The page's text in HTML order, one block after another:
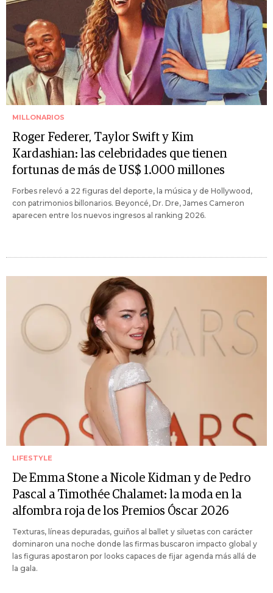
MILLONARIOS
Roger Federer, Taylor Swift y Kim
Kardashian: las celebridades que tienen
fortunas de más de US$ 1.000 millones
Forbes relevó a 22 figuras del deporte, la música y de Hollywood,
con patrimonios billonarios. Beyoncé, Dr. Dre, James Cameron
aparecen entre los nuevos ingresos al ranking 2026.
LIFESTYLE
De Emma Stone a Nicole Kidman y de Pedro
Pascal a Timothée Chalamet: la moda en la
alfombra roja de los Premios Óscar 2026
Texturas, líneas depuradas, guiños al ballet y siluetas con carácter
dominaron una noche donde las firmas buscaron impacto global y
las figuras apostaron por looks capaces de fijar agenda más allá de
la gala.